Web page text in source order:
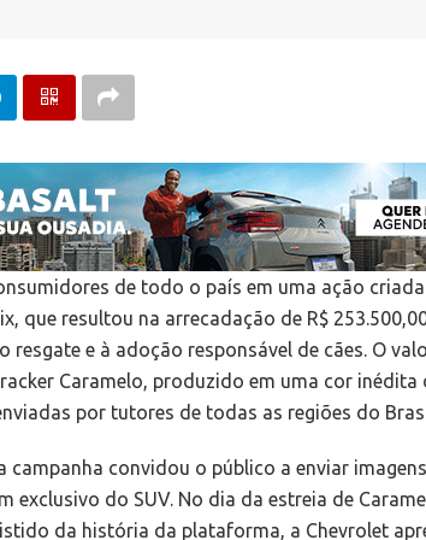
de todo o país em uma ação
que resultou na arrecadação de R$
resgate e à adoção responsável de cães. O
Caramelo, produzido em uma cor
por tutores de todas as regiões do
campanha convidou o público a enviar
exclusivo do SUV. No dia da estreia de
da história da plataforma, a Chevrolet